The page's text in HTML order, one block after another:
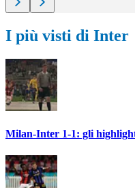
I più visti di Inter
Milan-Inter 1-1: gli